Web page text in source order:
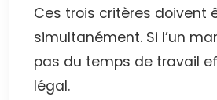
Ces trois critères doivent
simultanément. Si l’un
pas du temps de travail
légal.